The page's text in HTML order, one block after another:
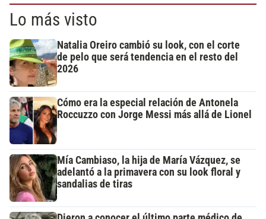
Lo más visto
Natalia Oreiro cambió su look, con el corte
de pelo que será tendencia en el resto del
2026
Cómo era la especial relación de Antonela
Roccuzzo con Jorge Messi más allá de Lionel
Mía Cambiaso, la hija de María Vázquez, se
adelantó a la primavera con su look floral y
sandalias de tiras